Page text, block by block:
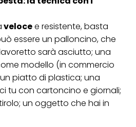
velocee resistente, basta
essere un palloncino, che
sarà asciutto; una
modello (in commercio
piatto di plastica; una
tu con cartoncino e giornali;
un oggetto che hai in
i cookie sul nostro sito web nella
collegata nel piè di pagina. Per
utilizzati su questo sito Web, in
di conservazione, consultare le
ciascun cookie disponibili facendo
trovare maggiori informazioni sul
dei cookie e consentirli per uno o
Cliccando su "Accetta tutto",
e al trattamento dei tuoi dati
sopra indicate. Se fai clic su "Rifiuta",
tecnicamente necessari per fornirti